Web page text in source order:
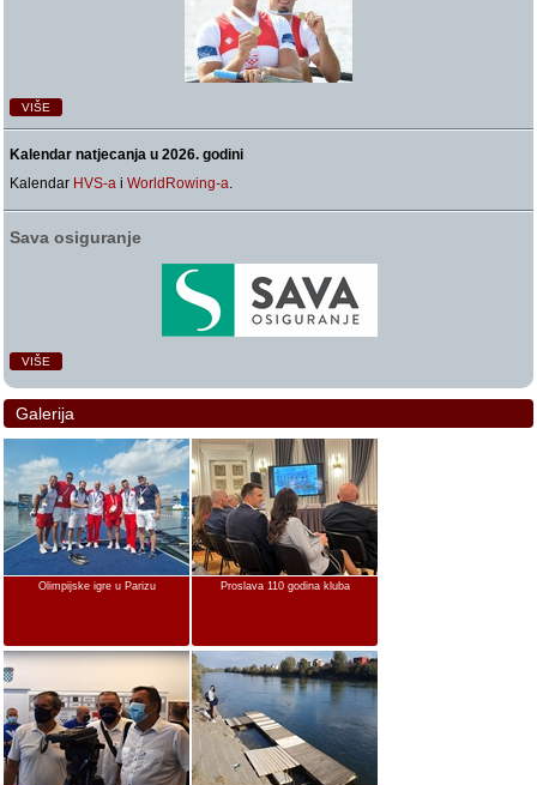
VIŠE
Kalendar natjecanja u 2026. godini
Kalendar HVS-a iWorldRowing-a.
Sava osiguranje
VIŠE
Galerija
Olimpijske igre u Parizu Proslava 110 godina kluba